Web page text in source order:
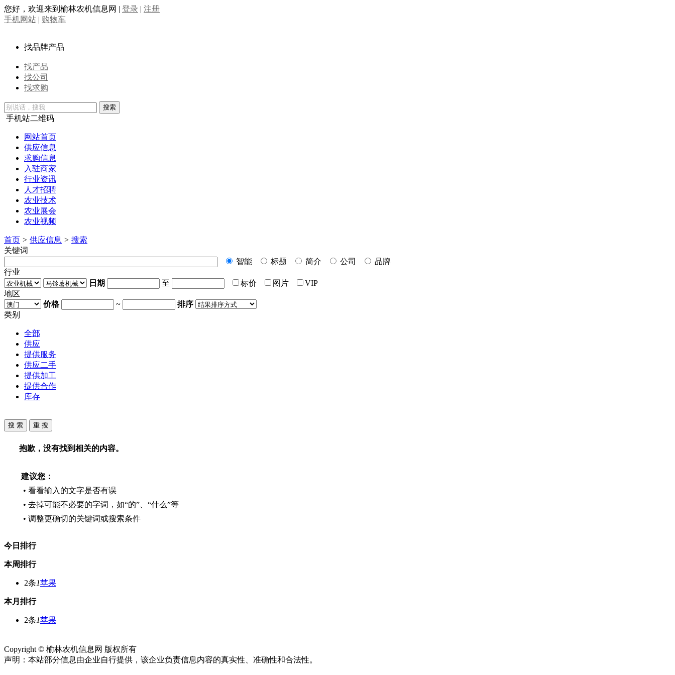
您好，欢迎来到榆林农机信息网 | 登录 | 注册
手机网站 | 购物车
找品牌产品
找产品
找公司
找求购
手机站二维码
网站首页
供应信息
求购信息
入驻商家
行业资讯
人才招聘
农业技术
农业展会
农业视频
首页 > 供应信息 > 搜索
关键词
智能
标题 简介 公司
品牌
行业
日期
至 标价 图片
VIP
地区
价格
~
排序
类别
全部
供应
提供服务
供应二手
提供加工
提供合作
库存
抱歉，没有找到相关的内容。
建议您：
• 看看输入的文字是否有误
• 去掉可能不必要的字词，如“的”、“什么”等
• 调整更确切的关键词或搜索条件
今日排行
本周排行
2条1苹果
本月排行
2条1苹果
Copyright © 榆林农机信息网 版权所有
声明：本站部分信息由企业自行提供，该企业负责信息内容的真实性、准确性和合法性。